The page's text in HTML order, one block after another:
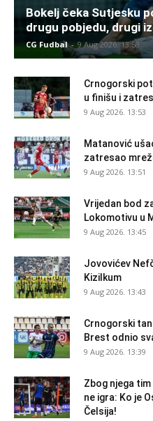
Bokelj čeka Sutjesku
drugu pobjedu, drugi
CG Fudbal - 9 Aug 2026. 13:58
Crnogorski
u finišu i
9 Aug 2026. 13:53
Matanović
zatresao
9 Aug 2026. 13:51
Vrijedan bod
Lokomotivu u
9 Aug 2026. 13:45
Jovovićev
Kizilkum
9 Aug 2026. 13:43
Crnogorski
Brest odnio
9 Aug 2026. 13:39
Zbog njega
ne igra: Ko je
Čelsija!